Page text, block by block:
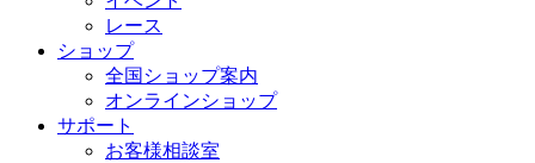
レース
ショップ
全国ショップ案内
オンラインショップ
サポート
お客様相談室